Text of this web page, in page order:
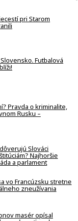
pri Starom
Futbalová
Pravda o kriminalite,
Rusku –
Slováci
Najhoršie
a parlament
vo Francúzsku stretne
zneužívania
masér opísal